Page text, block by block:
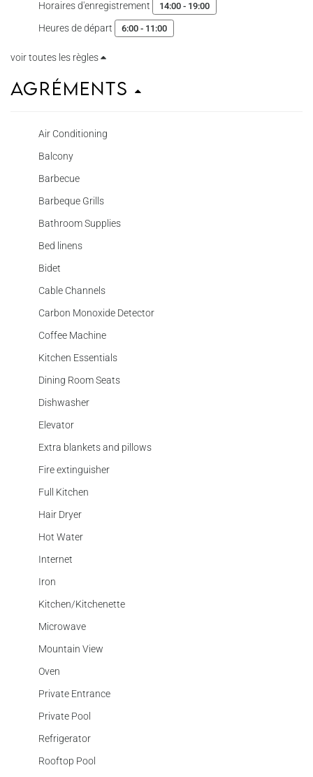
Horaires d'enregistrement 14:00 - 19:00
Heures de départ 6:00 - 11:00
voir toutes les règles
Agréments
Air Conditioning
Balcony
Barbecue
Barbeque Grills
Bathroom Supplies
Bed linens
Bidet
Cable Channels
Carbon Monoxide Detector
Coffee Machine
Kitchen Essentials
Dining Room Seats
Dishwasher
Elevator
Extra blankets and pillows
Fire extinguisher
Full Kitchen
Hair Dryer
Hot Water
Internet
Iron
Kitchen/Kitchenette
Microwave
Mountain View
Oven
Private Entrance
Private Pool
Refrigerator
Rooftop Pool